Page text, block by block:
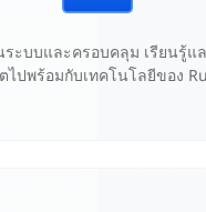
ระบบและครอบคลุม เรียนรู้แ
ไปพร้อมกับเทคโนโลยีของ